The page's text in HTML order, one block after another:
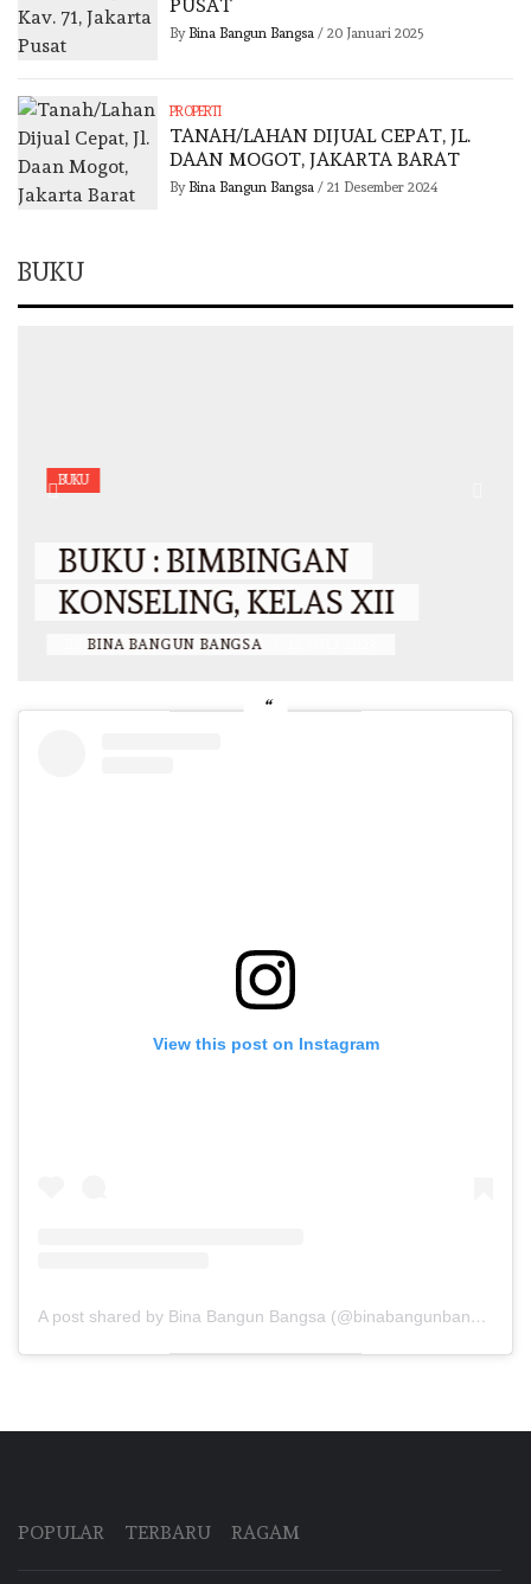
PUSAT
By Bina Bangun Bangsa / 20 Januari 2025
PROPERTI
TANAH/LAHAN DIJUAL CEPAT, JL.
DAAN MOGOT, JAKARTA BARAT
By Bina Bangun Bangsa / 21 Desember 2024
BUKU
BUKU
BUKU : BIMBINGAN
KONSELING, KELAS XII
BINA BANGUN BANGSA
View this post on Instagram
A post shared by Bina Bangun Bangsa (@binabangunbangsa)
POPULAR TERBARU RAGAM